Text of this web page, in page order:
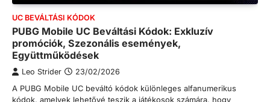
UC BEVÁLTÁSI KÓDOK
PUBG Mobile UC Beváltási Kódok: Exkluzív
promóciók, Szezonális események,
Együttműködések
Leo Strider 23/02/2026
A PUBG Mobile UC beváltó kódok különleges alfanumerikus
kódok, amelyek lehetővé teszik a játékosok számára, hogy